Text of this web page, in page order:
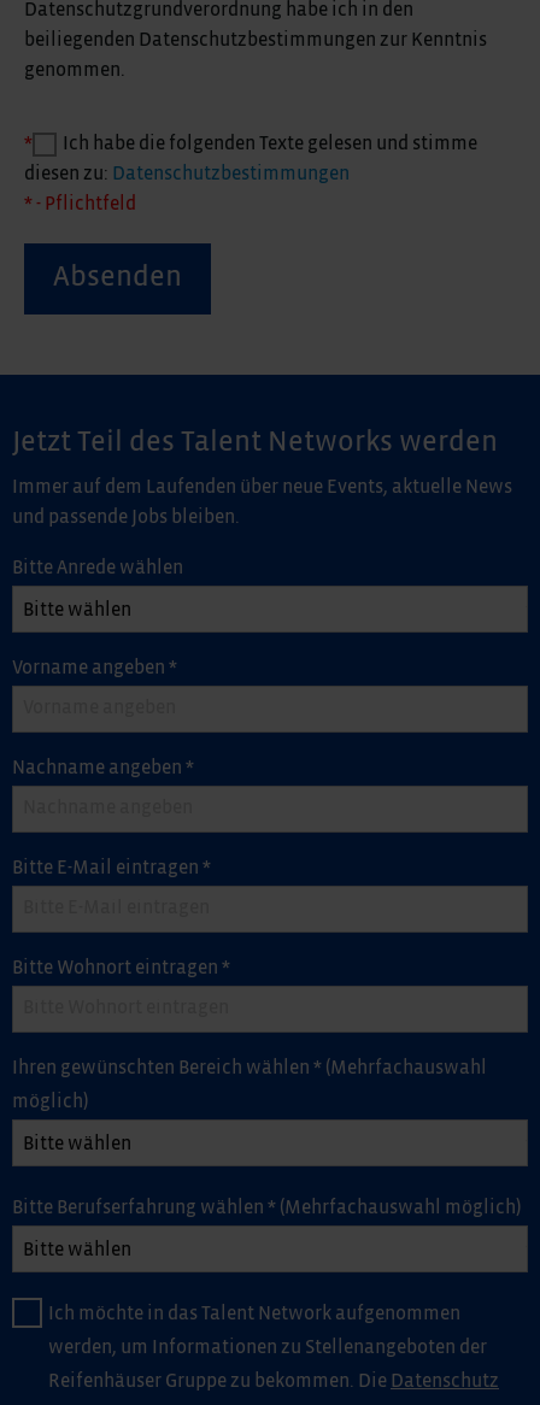
Datenschutzgrundverordnung habe ich in den
beiliegenden Datenschutzbestimmungen zur Kenntnis
genommen.
*
Ich habe die folgenden Texte gelesen und stimme
diesen zu: Datenschutzbestimmungen
* - Pflichtfeld
Absenden
Jetzt Teil des Talent Networks werden
Immer auf dem Laufenden über neue Events, aktuelle News
und passende Jobs bleiben.
Bitte Anrede wählen
Vorname angeben *
Nachname angeben *
Bitte E-Mail eintragen *
Bitte Wohnort eintragen *
Ihren gewünschten Bereich wählen * (Mehrfachauswahl
möglich)
Bitte Berufserfahrung wählen * (Mehrfachauswahl möglich)
Ich möchte in das Talent Network aufgenommen
werden, um Informationen zu Stellenangeboten der
Reifenhäuser Gruppe zu bekommen. Die Datenschutz